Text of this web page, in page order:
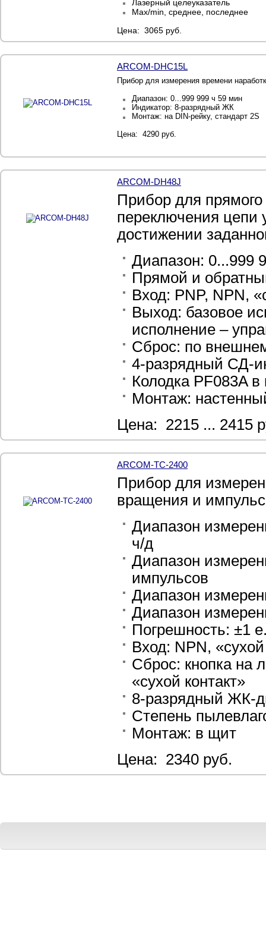
Лазерный целеуказатель
Max/min, среднее, последнее
Цена: 3065 руб.
ARCOM-DHC15L
Прибор для измерения времени
Диапазон: 0...999 999 ч 59 мин
Индикатор: 8-разрядный ЖК
Монтаж: на DIN-рейку, стандарт 2S
Цена: 4290 руб.
ARCOM-DH48J
Прибор для прямого
переключения цепи
достижении
Диапазон: 0...999
Прямой и
Вход: PNP, NPN,
Выход: базовое
исполнение –
Сброс: по
4-разрядный СД-
Колодка PF083A в
Монтаж:
Цена: 2215 ... 2415
ARCOM-TC-2400
Прибор для
вращения и
Диапазон
ч/д
Диапазон
импульсов
Диапазон
Диапазон
Погрешность: ±1
Вход: NPN, «сухой
Сброс: кнопка на
«сухой контакт»
8-разрядный ЖК-
Степень
Монтаж: в щит
Цена: 2340 руб.